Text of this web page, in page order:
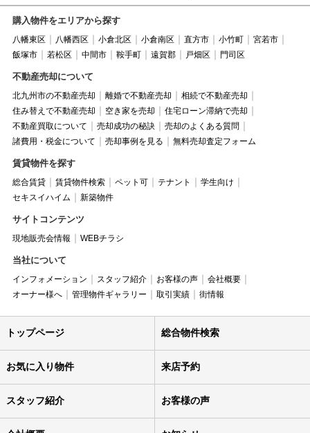
購入物件をエリアから探す
八幡東区 八幡西区 小倉北区 小倉南区 直方市 小竹町
宮若市
飯塚市
若松区 中間市 鞍手町 遠賀郡 戸畑区 門司区
不動産売却について
北九州市の不動産売却 離婚で不動産売却
相続で不動産売却
住み替えで不動産売却
空き家を売却
住宅ローン滞納で売却
不動産買取について
売却成功の秘訣
売却のよくある質問
諸費用・税金について
売却事例を見る 無料売却査定フォーム
賃貸物件を探す
総合賃貸 賃貸物件検索 ペット可 テナント
学生向け
セキスイハイム
新築物件
サイトコンテンツ
現地販売会情報 WEBチラシ
当社について
インフォメーション スタッフ紹介 お客様の声
会社概要
オーナー様へ
管理物件ギャラリー 取引実績 街情報
トップページ 総合物件検索
お気に入り物件 来店予約
スタッフ紹介 お客様の声